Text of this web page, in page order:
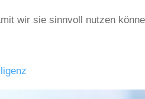
wir sie sinnvoll nutzen